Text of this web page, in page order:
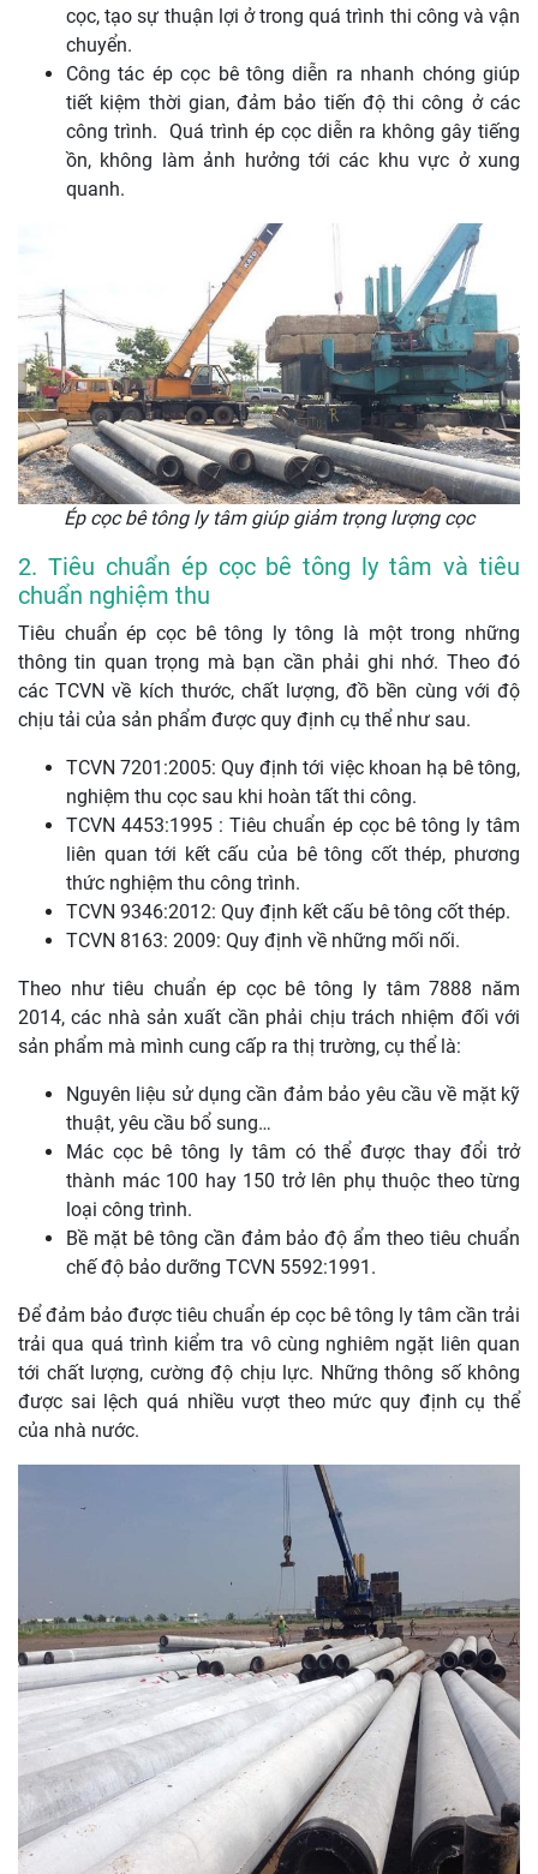
cọc, tạo sự thuận lợi ở trong quá trình thi công và vận
chuyển.
Công tác ép cọc bê tông diễn ra nhanh chóng giúp
tiết kiệm thời gian, đảm bảo tiến độ thi công ở các
công trình. Quá trình ép cọc diễn ra không gây tiếng
ồn, không làm ảnh hưởng tới các khu vực ở xung
quanh.
Ép cọc bê tông ly tâm giúp giảm trọng lượng cọc
2. Tiêu chuẩn ép cọc bê tông ly tâm và tiêu
chuẩn nghiệm thu
Tiêu chuẩn ép cọc bê tông ly tông là một trong những
thông tin quan trọng mà bạn cần phải ghi nhớ. Theo đó
các TCVN về kích thước, chất lượng, đồ bền cùng với độ
chịu tải của sản phẩm được quy định cụ thể như sau.
TCVN 7201:2005: Quy định tới việc khoan hạ bê tông,
nghiệm thu cọc sau khi hoàn tất thi công.
TCVN 4453:1995 : Tiêu chuẩn ép cọc bê tông ly tâm
liên quan tới kết cấu của bê tông cốt thép, phương
thức nghiệm thu công trình.
TCVN 9346:2012: Quy định kết cấu bê tông cốt thép.
TCVN 8163: 2009: Quy định về những mối nối.
Theo như tiêu chuẩn ép cọc bê tông ly tâm 7888 năm
2014, các nhà sản xuất cần phải chịu trách nhiệm đối với
sản phẩm mà mình cung cấp ra thị trường, cụ thể là:
Nguyên liệu sử dụng cần đảm bảo yêu cầu về mặt kỹ
thuật, yêu cầu bổ sung…
Mác cọc bê tông ly tâm có thể được thay đổi trở
thành mác 100 hay 150 trở lên phụ thuộc theo từng
loại công trình.
Bề mặt bê tông cần đảm bảo độ ẩm theo tiêu chuẩn
chế độ bảo dưỡng TCVN 5592:1991.
Để đảm bảo được tiêu chuẩn ép cọc bê tông ly tâm cần trải
trải qua quá trình kiểm tra vô cùng nghiêm ngặt liên quan
tới chất lượng, cường độ chịu lực. Những thông số không
được sai lệch quá nhiều vượt theo mức quy định cụ thể
của nhà nước.